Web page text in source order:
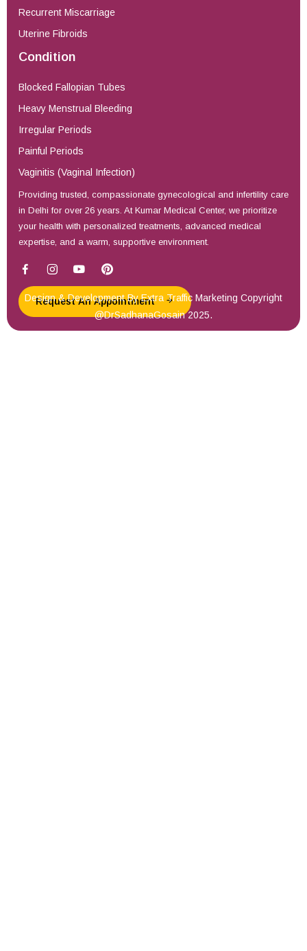
Recurrent Miscarriage
Uterine Fibroids
Condition
Blocked Fallopian Tubes
Heavy Menstrual Bleeding
Irregular Periods
Painful Periods
Vaginitis (Vaginal Infection)
Providing trusted, compassionate gynecological and infertility care
in Delhi for over 26 years. At Kumar Medical Center, we prioritize
your health with personalized treatments, advanced medical
expertise, and a warm, supportive environment.
Request An Appointment
Design & Development ByExtra Traffic Marketing Copyright
@DrSadhanaGosain 2025.